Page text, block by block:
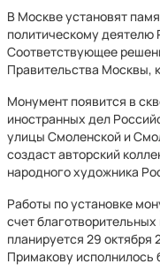
В Москве установят
политическому деятелю
Соответствующее
Правительства Москвы,
Монумент появится в
иностранных дел
улицы Смоленской и
создаст авторский
народного художника
Работы по установке
счет
планируется 29 октября
Примакову исполнилось